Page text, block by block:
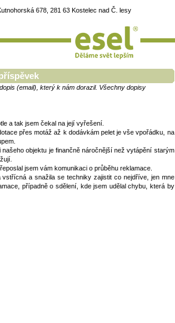
678, 281 63 Kostelec nad Č. lesy
(email), který k nám dorazil. Všechny dopisy
a tak jsem čekal na její vyřešení.
přes motáž až k dodávkám pelet je vše vpořádku, na
objektu je finančně náročnější než vytápění starým
jsem vám komunikaci o průběhu reklamace.
a snažila se techniky zajistit co nejdříve, jen mne
případně o sdělení, kde jsem udělal chybu, která by